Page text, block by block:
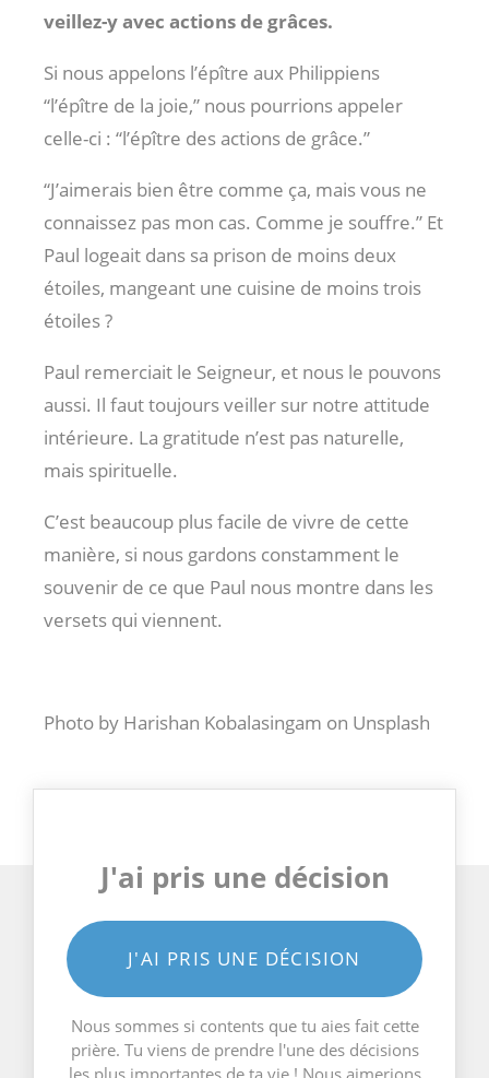
veillez-y avec actions de grâces.
Si nous appelons l’épître aux Philippiens
“l’épître de la joie,” nous pourrions appeler
celle-ci : “l’épître des actions de grâce.”
“J’aimerais bien être comme ça, mais vous ne
connaissez pas mon cas. Comme je souffre.” Et
Paul logeait dans sa prison de moins deux
étoiles, mangeant une cuisine de moins trois
étoiles ?
Paul remerciait le Seigneur, et nous le pouvons
aussi. Il faut toujours veiller sur notre attitude
intérieure. La gratitude n’est pas naturelle,
mais spirituelle.
C’est beaucoup plus facile de vivre de cette
manière, si nous gardons constamment le
souvenir de ce que Paul nous montre dans les
versets qui viennent.
Photo by Harishan Kobalasingam on Unsplash
J'ai pris une décision
J'AI PRIS UNE DÉCISION
Nous sommes si contents que tu aies fait cette
prière. Tu viens de prendre l'une des décisions